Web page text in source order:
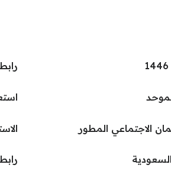
الاجتماعي المطور